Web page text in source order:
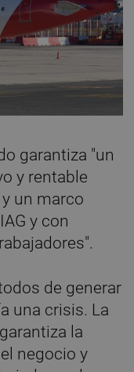
garantiza "un
y rentable
un marco
y con
de generar
una crisis. La
la
negocio y